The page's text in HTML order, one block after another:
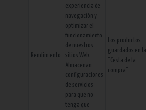
Rendimiento
experiencia de
navegación y
optimizar el
funcionamiento
de nuestros
sitios Web.
Almacenan
configuraciones
de servicios
para que no
tenga que
Los productos
guardados en la
“Cesta de la
compra”